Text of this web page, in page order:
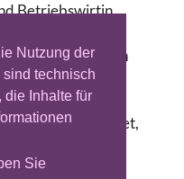
Nutzung der
technisch
die Inhalte für
Sie
Betriebswirtin
Facit Research
In dieser
die
verantwortet,
und